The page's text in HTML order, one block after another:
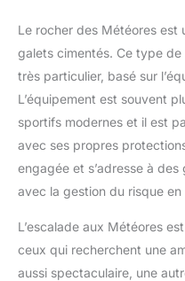
Le rocher des Météores est
galets cimentés. Ce type
très particulier, basé sur
L’équipement est souvent
sportifs modernes et il est
avec ses propres
engagée et s’adresse à des
avec la gestion du risque
L’escalade aux Météores
ceux qui recherchent une
aussi spectaculaire, une